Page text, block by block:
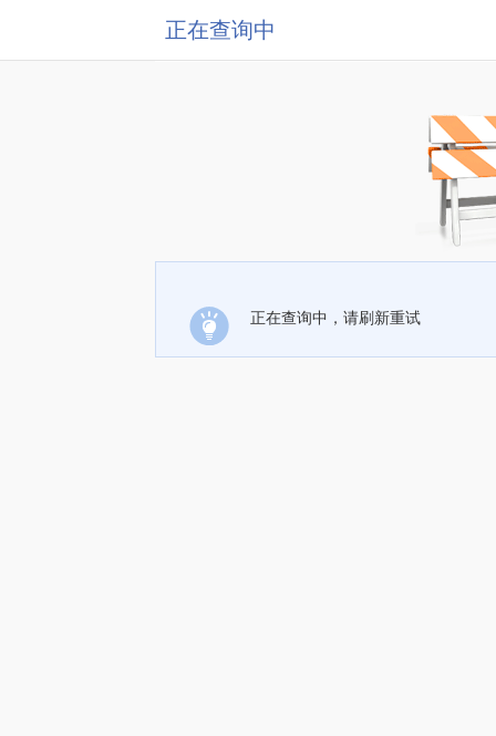
正在查询中
正在查询中，请刷新重试